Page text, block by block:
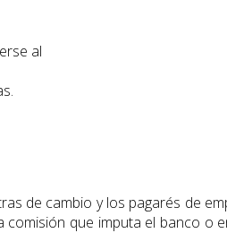
al
de cambio y los pagarés de
que imputa el banco